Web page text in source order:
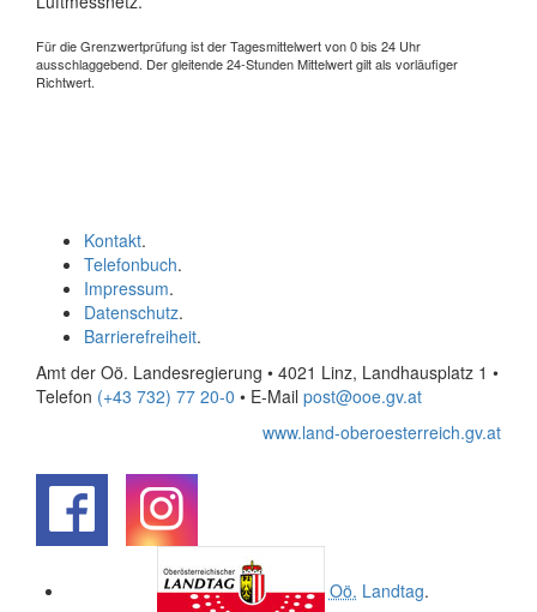
Für die Grenzwertprüfung ist der Tagesmittelwert von 0 bis 24 Uhr
ausschlaggebend. Der gleitende 24-Stunden Mittelwert gilt als vorläufiger
Richtwert.
Kontakt.
Telefonbuch.
Impressum.
Datenschutz.
Barrierefreiheit.
Amt der Oö. Landesregierung • 4021 Linz, Landhausplatz 1 •
Telefon (+43 732) 77 20-0 • E-Mail post@ooe.gv.at
www.land-oberoesterreich.gv.at
Oö. Landtag.